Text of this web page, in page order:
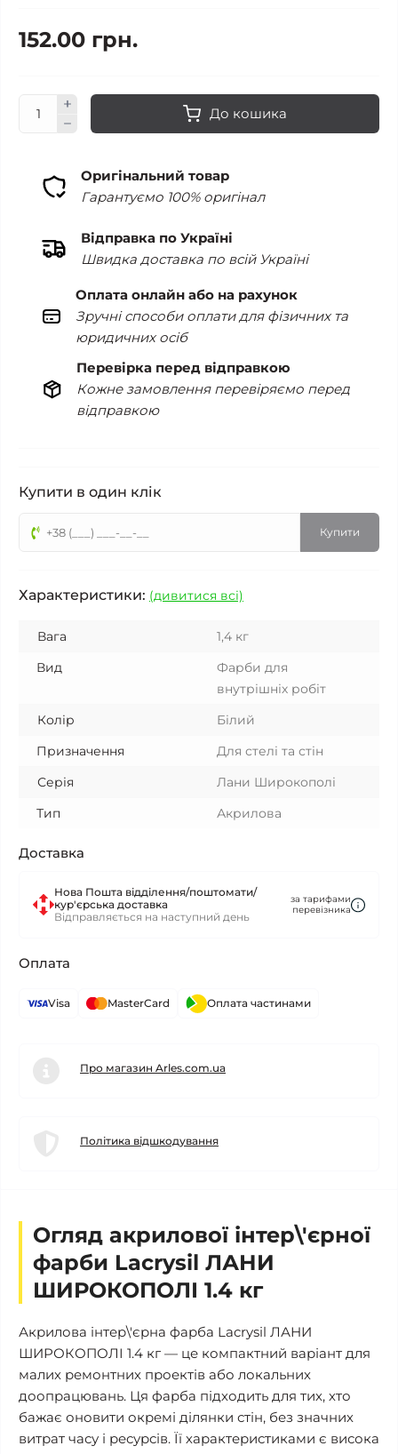
152.00 грн.
До кошика
Оригінальний товар
Гарантуємо 100% оригінал
Відправка по Україні
Швидка доставка по всій Україні
Оплата онлайн або на рахунок
Зручні способи оплати для фізичних та
юридичних осіб
Перевірка перед відправкою
Кожне замовлення перевіряємо перед
відправкою
Купити в один клік
Купити
Характеристики: (дивитися всі)
Вага
1,4 кг
Вид
Фарби для
внутрішніх робіт
Колір
Білий
Призначення
Для стелі та стін
Серія
Лани Широкополі
Тип
Акрилова
Доставка
Нова Пошта відділення/поштомати/
кур'єрська доставка
Відправляється на наступний день
за тарифами
перевізника
Оплата
Visa MasterCard Оплата частинами
Про магазин Arles.com.ua
Політика відшкодування
Огляд акрилової інтер\'єрної
фарби Lacrysil ЛАНИ
ШИРОКОПОЛІ 1.4 кг
Акрилова інтер\'єрна фарба Lacrysil ЛАНИ
ШИРОКОПОЛІ 1.4 кг — це компактний варіант для
малих ремонтних проектів або локальних
доопрацювань. Ця фарба підходить для тих, хто
бажає оновити окремі ділянки стін, без значних
витрат часу і ресурсів. Її характеристиками є висока